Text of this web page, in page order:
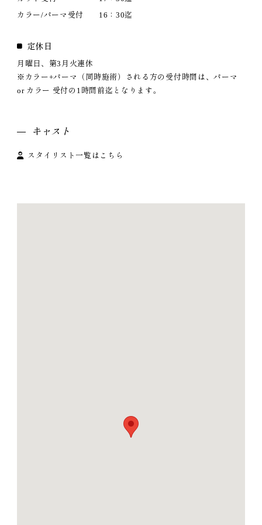
カラー/パーマ受付
16：30迄
定休日
月曜日、第3月火連休
※カラー+パーマ（同時施術）される方の受付時間は、パーマ
or カラー 受付の1時間前迄となります。
キャスト
スタイリスト一覧はこちら